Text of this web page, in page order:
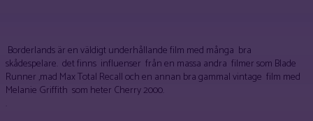
Borderlands är en väldigt underhållande film med många bra
skådespelare. det finns influenser från en massa andra filmer som Blade
Runner ,mad Max Total Recall och en annan bra gammal vintage film med
Melanie Griffith som heter Cherry 2000.